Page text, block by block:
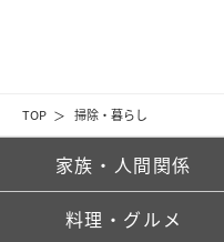
TOP 掃除・暮らし
家族・人間関係
料理・グルメ